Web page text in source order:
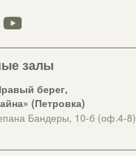
залы
берег,
(Петровка)
Бандеры, 10-б (оф.4-8)